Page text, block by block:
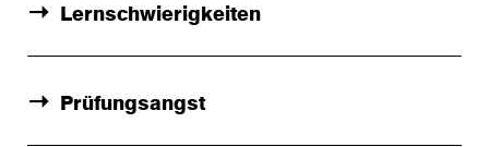
Lernschwierigkeiten
Prüfungsangst